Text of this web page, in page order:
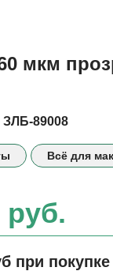
мкм
ЗЛБ-89008
Всё для
руб.
при